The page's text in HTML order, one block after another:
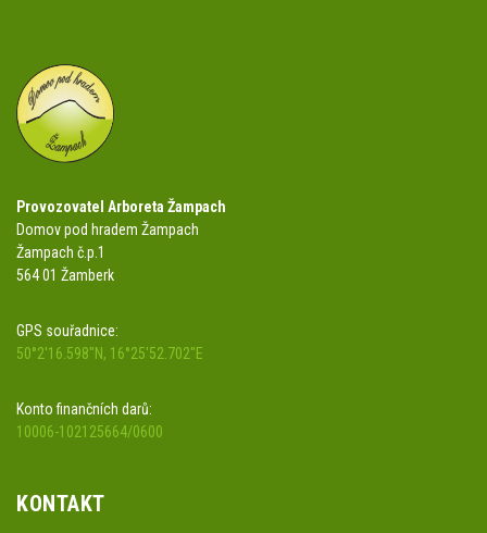
Provozovatel Arboreta Žampach
Domov pod hradem Žampach
Žampach č.p.1
564 01 Žamberk
GPS souřadnice:
50°2'16.598"N, 16°25'52.702"E
Konto finančních darů:
10006-102125664/0600
KONTAKT